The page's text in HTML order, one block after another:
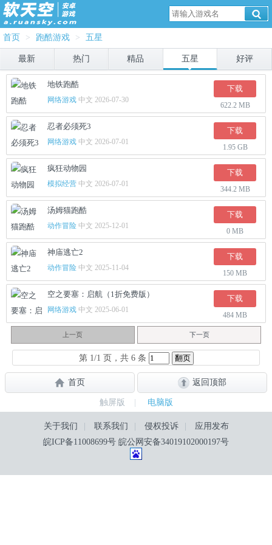
首页 > 跑酷游戏 > 五星
最新 热门 精品 五星 好评
地铁跑酷
网络游戏 中文 2026-07-30
下载
622.2 MB
忍者必须死3
网络游戏 中文 2026-07-01
下载
1.95 GB
疯狂动物园
模拟经营 中文 2026-07-01
下载
344.2 MB
汤姆猫跑酷
动作冒险 中文 2025-12-01
下载
0 MB
神庙逃亡2
动作冒险 中文 2025-11-04
下载
150 MB
空之要塞：启航（1折免费版）
网络游戏 中文 2025-06-01
下载
484 MB
上一页 下一页
第 1/1 页，共 6 条
首页 返回顶部
触屏版 电脑版
关于我们 联系我们 侵权投诉
应用发布
皖ICP备11008699号 皖公网安备34019102000197号